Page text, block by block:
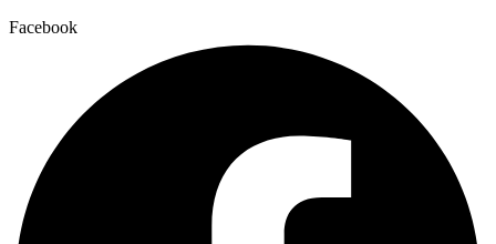
Facebook